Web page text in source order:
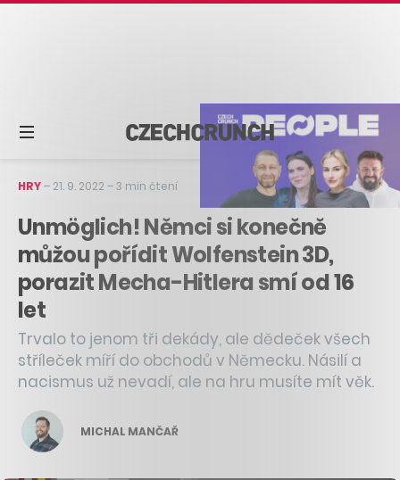
HRY– 21. 9. 2022 –3 min čtení
Unmöglich! Němci si konečně
můžou pořídit Wolfenstein 3D,
porazit Mecha-Hitlera smí od 16
let
Trvalo to jenom tři dekády, ale dědeček všech
stříleček míří do obchodů v Německu. Násilí a
nacismus už nevadí, ale na hru musíte mít věk.
MICHAL MANČAŘ